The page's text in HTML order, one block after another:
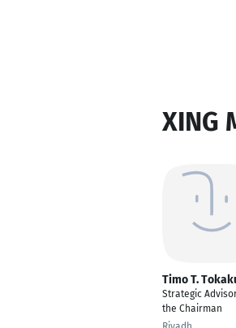
XING
Timo T.
Strategic
the Chairman